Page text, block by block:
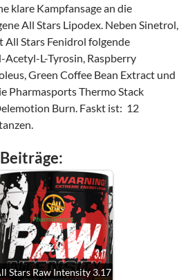
klare Kampfansage an die
All Stars Lipodex. Neben Sinetrol,
Stars Fenidrol folgende
Acetyl-L-Tyrosin, Raspberry
Green Coffee Bean Extract und
Pharmasports Thermo Stack
Burn. Faskt ist: 12
Stars Raw Intensity 3.17